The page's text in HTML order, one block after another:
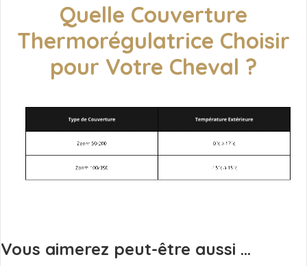
Quelle Couverture
Thermorégulatrice Choisir
pour Votre Cheval ?
Vous aimerez peut-être aussi ...